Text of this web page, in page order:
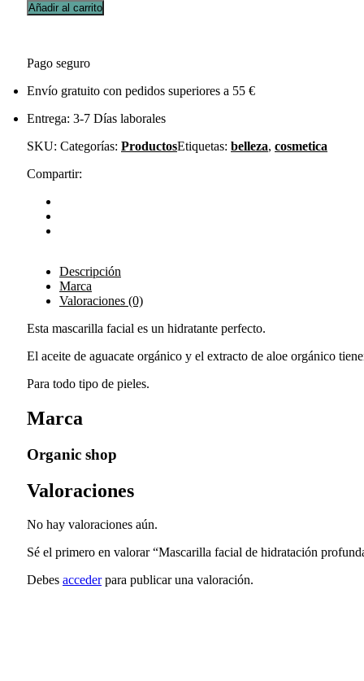
Añadir al carrito
Pago seguro
Envío gratuito con pedidos superiores a 55 €
Entrega: 3-7 Días laborales
SKU: Categorías: ProductosEtiquetas: belleza, cosmetica
Compartir:
Descripción
Marca
Valoraciones (0)
Esta mascarilla facial es un hidratante perfecto.
El aceite de aguacate orgánico y el extracto de aloe orgánico
Para todo tipo de pieles.
Marca
Organic shop
Valoraciones
No hay valoraciones aún.
Sé el primero en valorar “Mascarilla facial de hidratación
Debes accederpara publicar una valoración.